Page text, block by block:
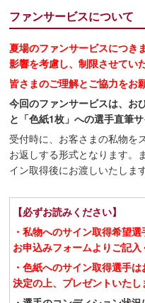
ファンサービスについて
夏場のファンサービスにつき
影響を考慮し、制限させてい
皆さまのご理解とご協力をお
今回のファンサービスは、お
と「色紙1枚」への選手直筆サ
受付時に、お客さまの私物を
お返しする形式となります。
イン取得後にお渡しいたします
【必ずお読みください】
・私物へのサイン取得希望
お申込みフォームよりご記入
・色紙へのサイン取得選手
決定の上、プレゼントいたし